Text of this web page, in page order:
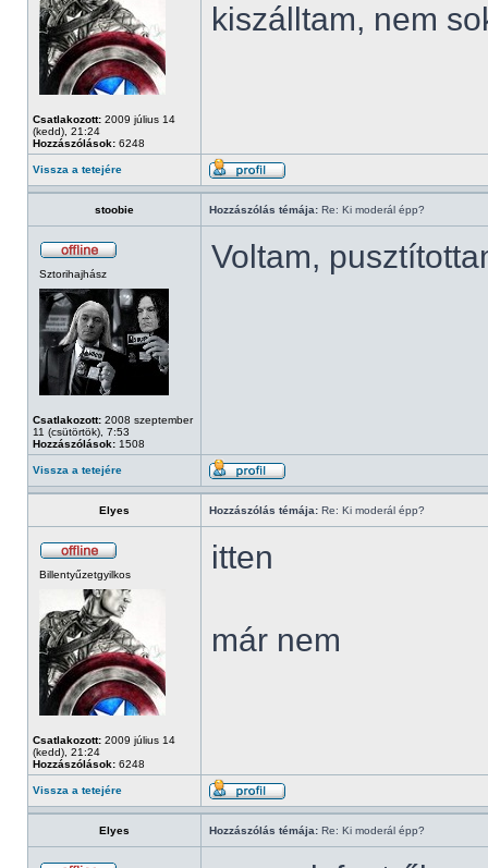
Csatlakozott: 2009 július 14
(kedd), 21:24
Hozzászólások: 6248
kiszálltam, nem
Vissza a tetejére
stoobie Hozzászólás témája: Re: Ki moderál épp?
Sztorihajhász
Csatlakozott: 2008 szeptember
11 (csütörtök), 7:53
Hozzászólások: 1508
Voltam,
Vissza a tetejére
Elyes Hozzászólás témája: Re: Ki moderál épp?
Billentyűzetgyilkos
Csatlakozott: 2009 július 14
(kedd), 21:24
Hozzászólások: 6248
itten
már nem
Vissza a tetejére
Elyes Hozzászólás témája: Re: Ki moderál épp?